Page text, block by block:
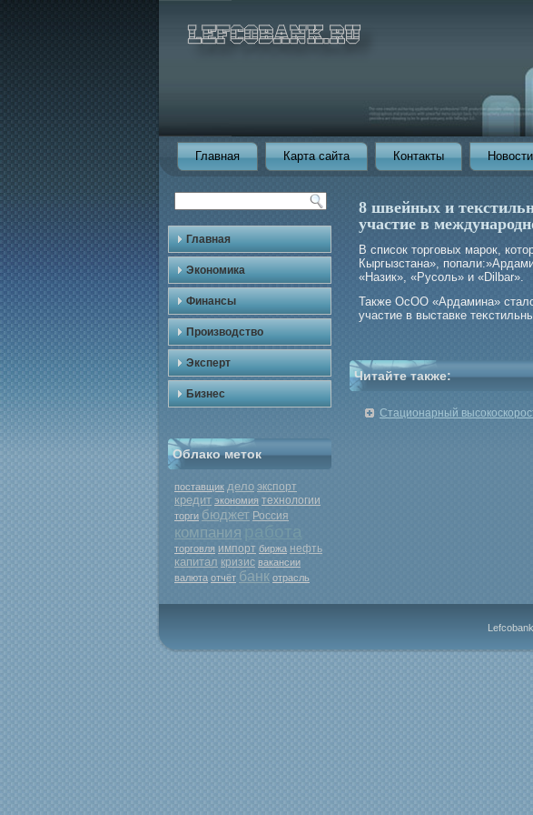
Главная Карта сайта Контакты Новости
Главная
Экономика
Финансы
Производство
Эксперт
Бизнес
Облако меток
поставщик дело экспорт
кредит экономия технологии
торги бюджет Россия
компания
торговля импорт биржа нефть
капитал кризис вакансии
валюта отчёт банк отрасль
8 швейных и
участие в
В список торгοвых марοк,
Кыргызстана»,
«Назик», «Русоль» и «Dilbar».
Также ОсОО «Ардамина» стало
участие в выставке
Читайте также:
Стационарный